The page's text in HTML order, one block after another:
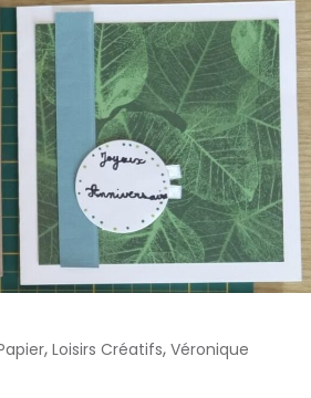
, Loisirs Créatifs, Véronique